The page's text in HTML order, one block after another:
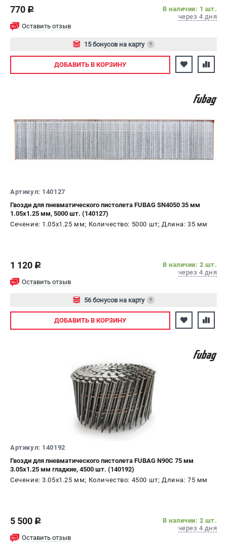
770 c
В наличии: 1 шт.
через 4 дня
Оставить отзыв
15 бонусов на карту ?
Авторизуйтесь
ДОБАВИТЬ В КОРЗИНУ
Артикул: 140127
Гвозди для пневматического пистолета FUBAG SN4050 35 мм
1.05x1.25 мм, 5000 шт. (140127)
Сечение: 1.05x1.25 мм; Количество: 5000 шт; Длина: 35 мм
1 120 c
В наличии: 2 шт.
через 4 дня
Оставить отзыв
56 бонусов на карту ?
Авторизуйтесь
ДОБАВИТЬ В КОРЗИНУ
Артикул: 140192
Гвозди для пневматического пистолета FUBAG N90C 75 мм
3.05х1.25 мм гладкие, 4500 шт. (140192)
Сечение: 3.05х1.25 мм; Количество: 4500 шт; Длина: 75 мм
5 500 c
В наличии: 2 шт.
через 4 дня
Оставить отзыв